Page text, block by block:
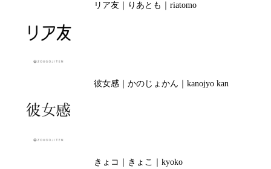
リア友｜りあとも｜riatomo
彼女感｜かのじょかん｜kanojyo kan
きょコ｜きょこ｜kyoko